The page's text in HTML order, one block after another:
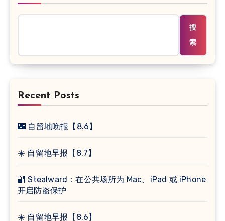
搜
索
Recent Posts
🌃 自留地晚报【8.6】
☀️ 自留地早报【8.7】
🔐 Stealward：在公共场所为 Mac、iPad 或 iPhone
开启防盗保护
☀️ 自留地早报【8.6】